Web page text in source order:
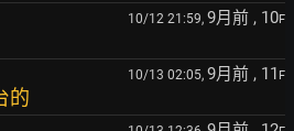
10/12 21:59, 9月前 , 10F
10/13 02:05, 9月前 , 11 F
的